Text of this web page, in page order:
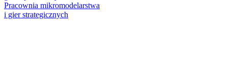
Pracownia mikromodelarstwa
i gier strategicznych